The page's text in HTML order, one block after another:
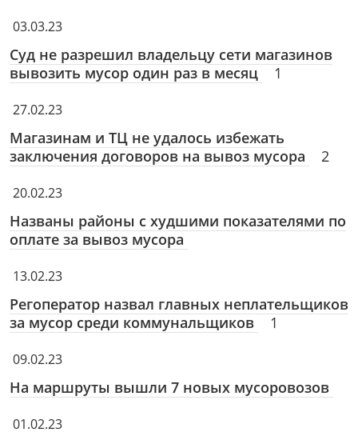
03.03.23
Суд не разрешил владельцу сети магазинов
вывозить мусор один раз в месяц
1
27.02.23
Магазинам и ТЦ не удалось избежать
заключения договоров на вывоз мусора
2
20.02.23
Названы районы с худшими показателями по
оплате за вывоз мусора
13.02.23
Регоператор назвал главных неплательщиков
за мусор среди коммунальщиков
1
09.02.23
На маршруты вышли 7 новых мусоровозов
01.02.23